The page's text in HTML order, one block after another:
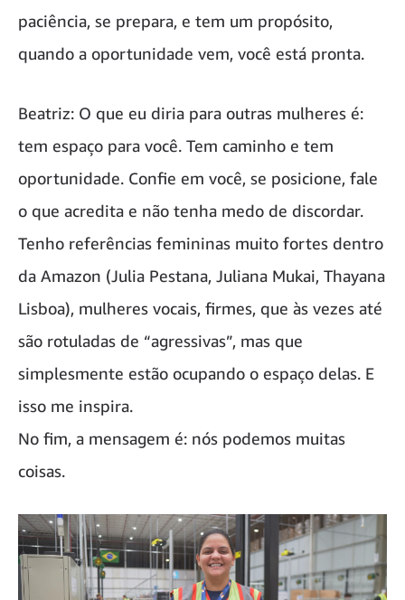
paciência, se prepara, e tem um propósito,
quando a oportunidade vem, você está pronta.
Beatriz: O que eu diria para outras mulheres é:
tem espaço para você. Tem caminho e tem
oportunidade. Confie em você, se posicione, fale
o que acredita e não tenha medo de discordar.
Tenho referências femininas muito fortes dentro
da Amazon (Julia Pestana, Juliana Mukai, Thayana
Lisboa), mulheres vocais, firmes, que às vezes até
são rotuladas de “agressivas”, mas que
simplesmente estão ocupando o espaço delas. E
isso me inspira.
No fim, a mensagem é: nós podemos muitas
coisas.